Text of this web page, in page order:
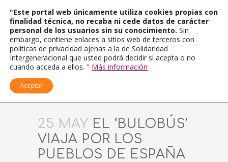
25 MAY EL ‘BULOBÚS’
VIAJA POR LOS
PUEBLOS DE ESPAÑA
"Este portal web únicamente utiliza cookies propias con
finalidad técnica, no recaba ni cede datos de carácter
personal de los usuarios sin su conocimiento. Sin
embargo, contiene enlaces a sitios web de terceros con
políticas de privacidad ajenas a la de Solidaridad
Intergeneracional que usted podrá decidir si acepta o no
cuando acceda a ellos. " Más información
Aceptar